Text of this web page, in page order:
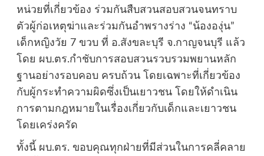
หน่วยที่เกี่ยวข้อง ร่วมกันสืบสวนสอบสวนจนทราบ
ตัวผู้ก่อเหตุฆ่าและร่วมกันอำพรางร่าง “น้ององุ่น”
เด็กหญิงวัย 7 ขวบ ที่ อ.สังขละบุรี จ.กาญจนบุรี แล้ว
โดย ผบ.ตร.กำชับการสอบสวนรวบรวมพยานหลัก
ฐานอย่างรอบคอบ ครบถ้วน โดยเฉพาะที่เกี่ยวข้อง
กับผู้กระทำความผิดซึ่งเป็นเยาวชน โดยให้ดำเนิน
การตามกฎหมายในเรื่องเกี่ยวกับเด็กและเยาวชน
โดยเคร่งครัด
ทั้งนี้ ผบ.ตร. ขอบคุณทุกฝ่ายที่มีส่วนในการคลี่คลาย